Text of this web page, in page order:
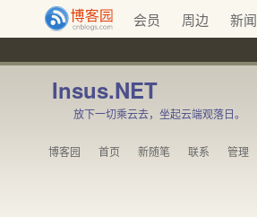
会员 周边 新闻
Insus.NET
放下一切乘云去，坐起云端观落日。
博客园 首页 新随笔 联系 管理